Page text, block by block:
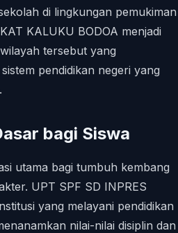
di lingkungan pemukiman
KALUKU BODOA menjadi
tersebut yang
pendidikan negeri yang
bagi Siswa
utama bagi tumbuh kembang
UPT SPF SD INPRES
yang melayani pendidikan
nilai-nilai disiplin dan